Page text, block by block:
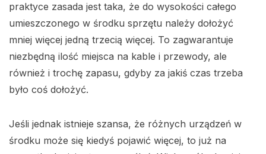
praktyce zasada jest taka, że do wysokości całego
umieszczonego w środku sprzętu należy dołożyć
mniej więcej jedną trzecią więcej. To zagwarantuje
niezbędną ilość miejsca na kable i przewody, ale
również i trochę zapasu, gdyby za jakiś czas trzeba
było coś dołożyć.
Jeśli jednak istnieje szansa, że różnych urządzeń w
środku może się kiedyś pojawić więcej, to już na